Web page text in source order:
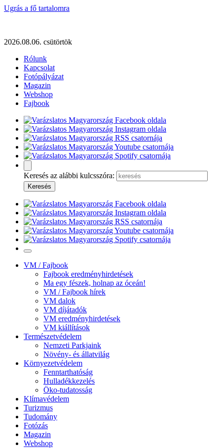
Ugrás a fő tartalomra
2026.08.06. csütörtök
Rólunk
Kapcsolat
Fotópályázat
Magazin
Webshop
Fajbook
Keresés az alábbi kulcsszóra:
VM / Fajbook
Fajbook eredményhirdetések
Ma egy fészek, holnap az óceán!
VM / Fajbook hírek
VM dalok
VM díjátadók
VM eredményhirdetések
VM kiállítások
Természetvédelem
Nemzeti Parkjaink
Növény- és állatvilág
Környezetvédelem
Fenntarthatóság
Hulladékkezelés
Öko-tudatosság
Klímavédelem
Turizmus
Tudomány
Fotózás
Magazin
Webshop